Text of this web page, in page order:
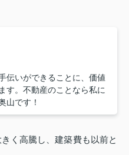
伝いができることに、価値
す。不動産のことなら私に
山です！
く高騰し、建築費も以前と